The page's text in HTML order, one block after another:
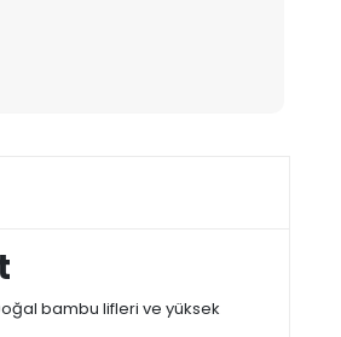
bambu lifleri ve yüksek